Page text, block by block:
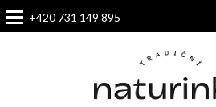
+420 731 149 895